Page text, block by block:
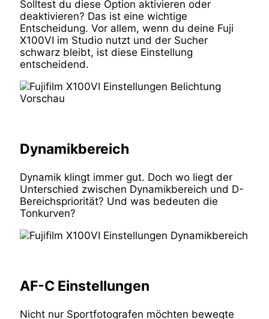
Solltest du diese Option aktivieren oder
deaktivieren? Das ist eine wichtige
Entscheidung. Vor allem, wenn du deine Fuji
X100VI im Studio nutzt und der Sucher
schwarz bleibt, ist diese Einstellung
entscheidend.
Dynamikbereich
Dynamik klingt immer gut. Doch wo liegt der
Unterschied zwischen Dynamikbereich und D-
Bereichspriorität? Und was bedeuten die
Tonkurven?
AF-C Einstellungen
Nicht nur Sportfotografen möchten bewegte